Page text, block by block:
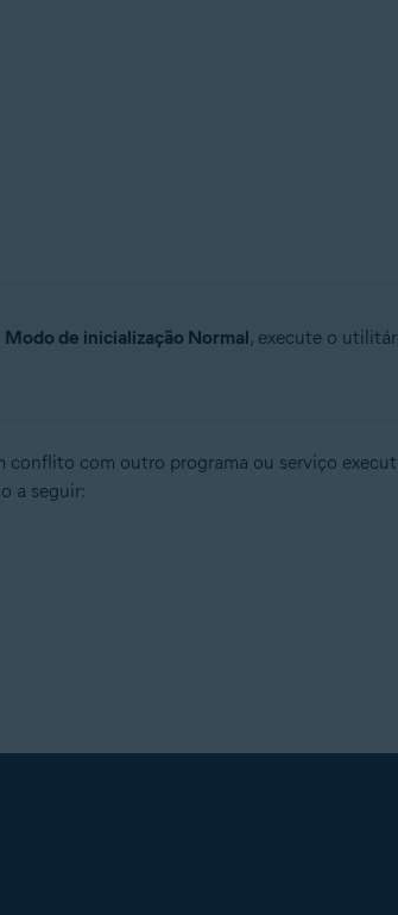
Modo de inicialização Normal, execute o
com outro programa ou serviço
a seguir: